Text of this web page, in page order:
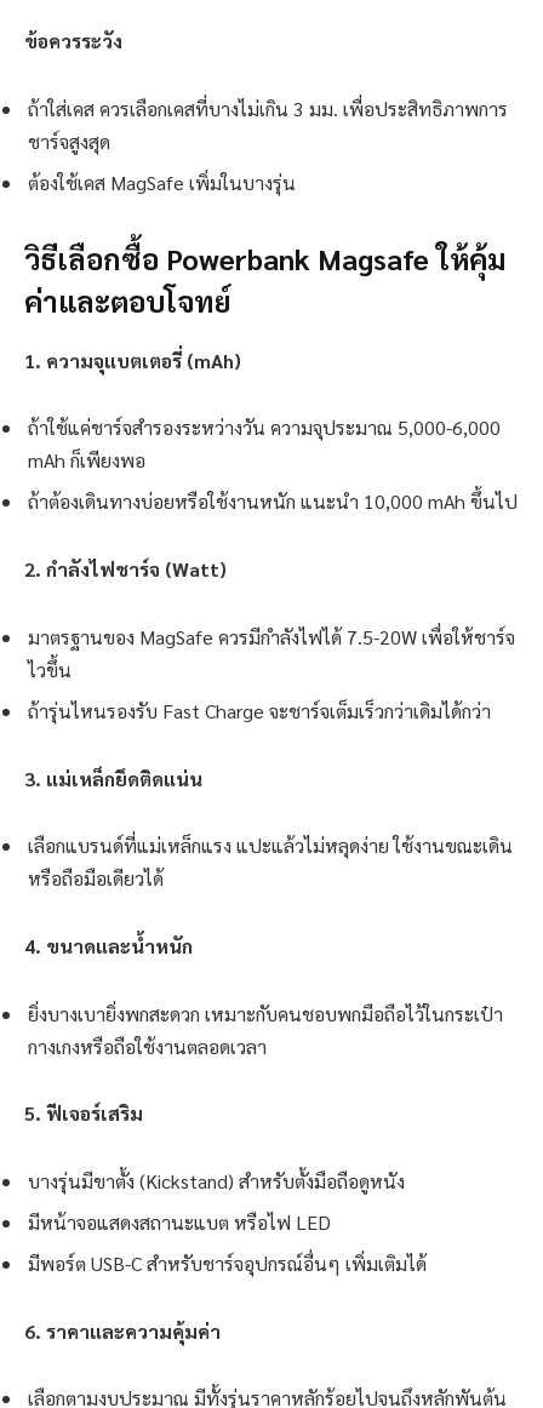
ข้อควรระวัง
ถ้าใส่เคส ควรเลือกเคสที่บางไม่เกิน 3 มม. เพื่อประสิทธิภาพการ
ชาร์จสูงสุด
ต้องใช้เคส MagSafe เพิ่มในบางรุ่น
วิธีเลือกซื้อ Powerbank Magsafe ให้คุ้ม
ค่าและตอบโจทย์
1. ความจุแบตเตอรี่ (mAh)
ถ้าใช้แค่ชาร์จสำรองระหว่างวัน ความจุประมาณ 5,000-6,000
mAh ก็เพียงพอ
ถ้าต้องเดินทางบ่อยหรือใช้งานหนัก แนะนำ 10,000 mAh ขึ้นไป
2. กำลังไฟชาร์จ (Watt)
มาตรฐานของ MagSafe ควรมีกำลังไฟได้ 7.5-20W เพื่อให้ชาร์จ
ไวขึ้น
ถ้ารุ่นไหนรองรับ Fast Charge จะชาร์จเต็มเร็วกว่าเดิมได้กว่า
3. แม่เหล็กยึดติดแน่น
เลือกแบรนด์ที่แม่เหล็กแรง แปะแล้วไม่หลุดง่าย ใช้งานขณะเดิน
หรือถือมือเดียวได้
4. ขนาดและน้ำหนัก
ยิ่งบางเบายิ่งพกสะดวก เหมาะกับคนชอบพกมือถือไว้ในกระเป๋า
กางเกงหรือถือใช้งานตลอดเวลา
5. ฟีเจอร์เสริม
บางรุ่นมีขาตั้ง (Kickstand) สำหรับตั้งมือถือดูหนัง
มีหน้าจอแสดงสถานะแบต หรือไฟ LED
มีพอร์ต USB-C สำหรับชาร์จอุปกรณ์อื่นๆ เพิ่มเติมได้
6. ราคาและความคุ้มค่า
เลือกตามงบประมาณ มีทั้งรุ่นราคาหลักร้อยไปจนถึงหลักพันต้น